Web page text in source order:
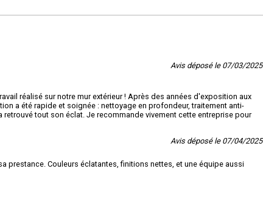
Avis déposé le 07/03/2025
réalisé sur notre mur extérieur ! Après des années d'exposition aux
a été rapide et soignée : nettoyage en profondeur, traitement anti-
tout son éclat. Je recommande vivement cette entreprise pour
Avis déposé le 07/04/2025
prestance. Couleurs éclatantes, finitions nettes, et une équipe aussi